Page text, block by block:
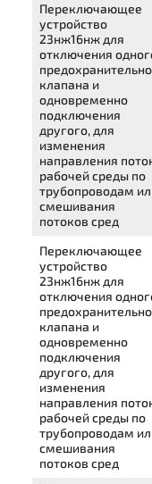
Переключающее
устройство
23нж16нж для
отключения
клапана и
одновременно
подключения
другого, для
изменения
направления
рабочей среды по
трубопроводам
смешивания
потоков сред
Переключающее
устройство
23нж16нж для
отключения
клапана и
одновременно
подключения
другого, для
изменения
направления
рабочей среды по
трубопроводам
смешивания
потоков сред